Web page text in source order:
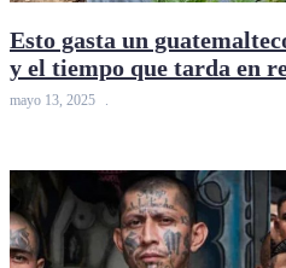
Esto gasta un
y el tiempo que tarda en
mayo 13, 2025